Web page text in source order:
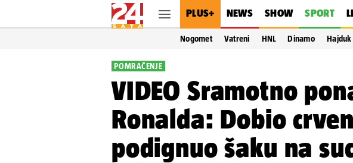
PLUS+ NEWS SHOW SPORT
Nogomet Vatreni HNL Dinamo Hajduk
POMRAČENJE
VIDEO Sramotno
Ronalda: Dobio
podignuo šaku na